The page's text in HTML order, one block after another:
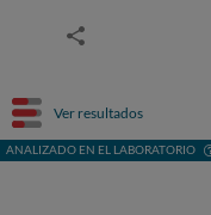
Ver resultados
ANALIZADO EN EL LABORATORIO